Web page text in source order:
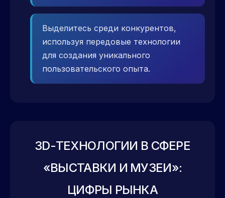
Выделитесь среди конкурентов,
используя передовые технологии
для создания уникального
пользовательского опыта.
3D-ТЕХНОЛОГИИ В СФЕРЕ
«ВЫСТАВКИ И МУЗЕИ»:
ЦИФРЫ РЫНКА